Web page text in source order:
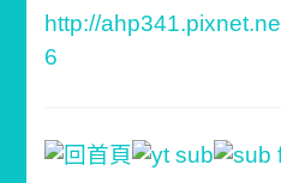
http://
6